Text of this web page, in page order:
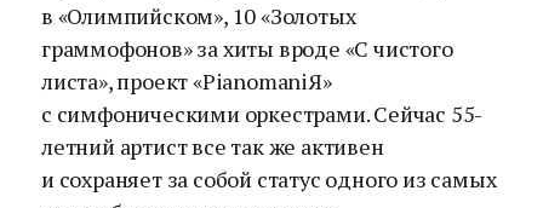
в «Олимпийском», 10 «Золотых
граммофонов» за хиты вроде «С чистого
листа», проект «PianomaniЯ»
с симфоническими оркестрами. Сейчас 55-
летний артист все так же активен
и сохраняет за собой статус одного из самых